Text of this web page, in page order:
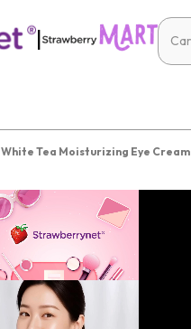
|
White Tea Moisturizing Eye Cream